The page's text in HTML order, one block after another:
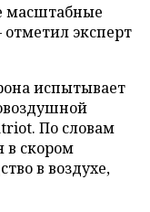
масштабные
эксперт
испытывает
По словам
в скором
в воздухе,